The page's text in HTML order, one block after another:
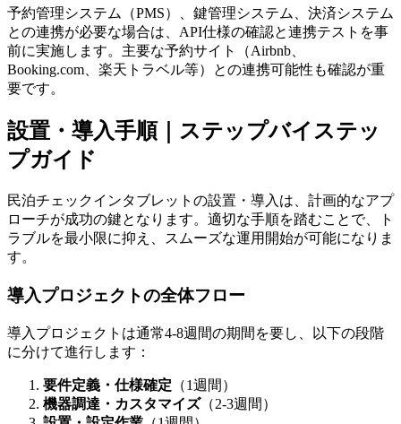
予約管理システム（PMS）、鍵管理システム、決済システム
との連携が必要な場合は、API仕様の確認と連携テストを事
前に実施します。主要な予約サイト（Airbnb、
Booking.com、楽天トラベル等）との連携可能性も確認が重
要です。
設置・導入手順｜ステップバイステッ
プガイド
民泊チェックインタブレットの設置・導入は、計画的なアプ
ローチが成功の鍵となります。適切な手順を踏むことで、ト
ラブルを最小限に抑え、スムーズな運用開始が可能になりま
す。
導入プロジェクトの全体フロー
導入プロジェクトは通常4-8週間の期間を要し、以下の段階
に分けて進行します：
要件定義・仕様確定 （1週間）
機器調達・カスタマイズ（2-3週間）